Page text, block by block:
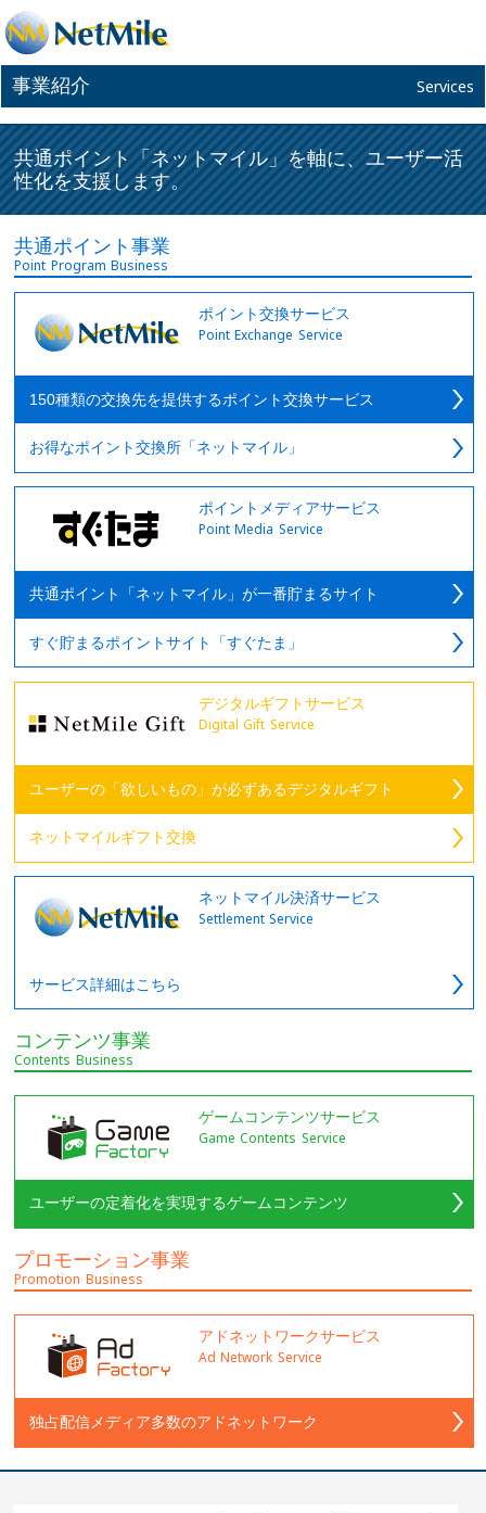
事業紹介 Services
共通ポイント「ネットマイル」を軸に、ユーザー活
性化を支援します。
共通ポイント事業
Point Program Business
ポイント交換サービス
Point Exchange Service
150種類の交換先を提供するポイント交換サービス
お得なポイント交換所「ネットマイル」
ポイントメディアサービス
Point Media Service
共通ポイント「ネットマイル」が一番貯まるサイト
すぐ貯まるポイントサイト「すぐたま」
デジタルギフトサービス
Digital Gift Service
ユーザーの「欲しいもの」が必ずあるデジタルギフト
ネットマイルギフト交換
ネットマイル決済サービス
Settlement Service
サービス詳細はこちら
コンテンツ事業
Contents Business
ゲームコンテンツサービス
Game Contents Service
ユーザーの定着化を実現するゲームコンテンツ
プロモーション事業
Promotion Business
アドネットワークサービス
Ad Network Service
独占配信メディア多数のアドネットワーク